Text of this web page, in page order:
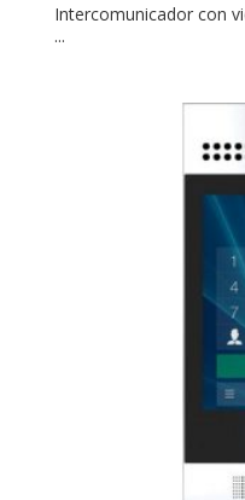
Intercomunicador con
...